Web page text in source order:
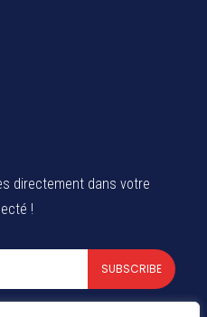
directement dans votre
!
SUBSCRIBE